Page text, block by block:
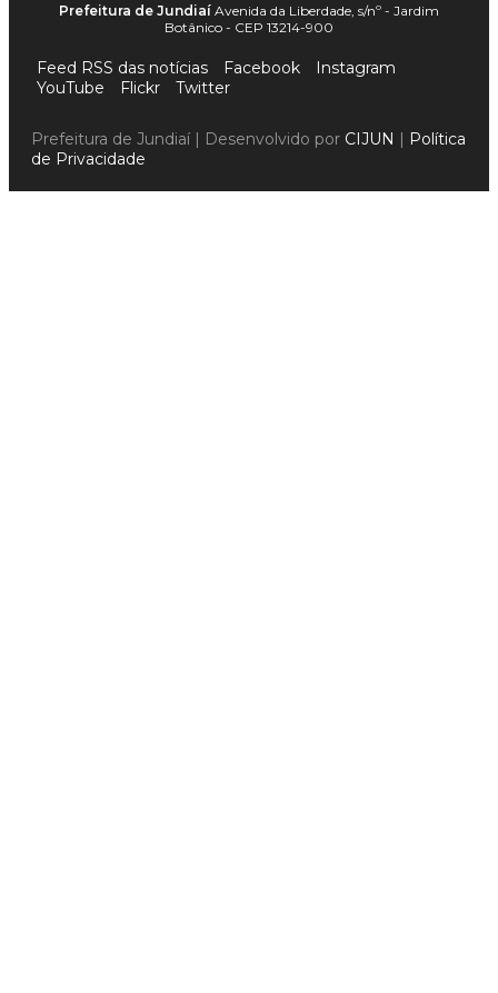
Prefeitura de Jundiaí Avenida da Liberdade, s/nº - Jardim
Botânico - CEP 13214-900
Feed RSS das notícias Facebook
Instagram
YouTube
Flickr Twitter
Prefeitura de Jundiaí | Desenvolvido por CIJUN | Política
de Privacidade